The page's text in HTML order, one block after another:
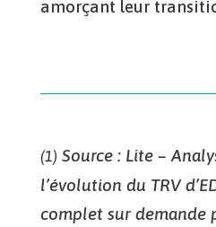
amorçant leur
(1) Source : Lite –
l’évolution du TRV
complet sur demande